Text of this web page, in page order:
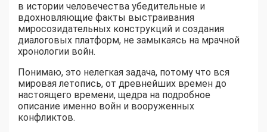
в истории человечества убедительные и
вдохновляющие факты выстраивания
миросозидательных конструкций и создания
диалоговых платформ, не замыкаясь на мрачной
хронологии войн.
Понимаю, это нелегкая задача, потому что вся
мировая летопись, от древнейших времен до
настоящего времени, щедра на подробное
описание именно войн и вооруженных
конфликтов.